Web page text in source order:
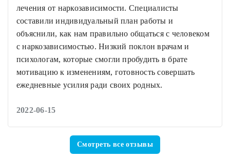
лечения от наркозависимости. Специалисты
составили индивидуальный план работы и
объяснили, как нам правильно общаться с человеком
с наркозависимостью. Низкий поклон врачам и
психологам, которые смогли пробудить в брате
мотивацию к изменениям, готовность совершать
ежедневные усилия ради своих родных.
2022-06-15
Смотреть все отзывы